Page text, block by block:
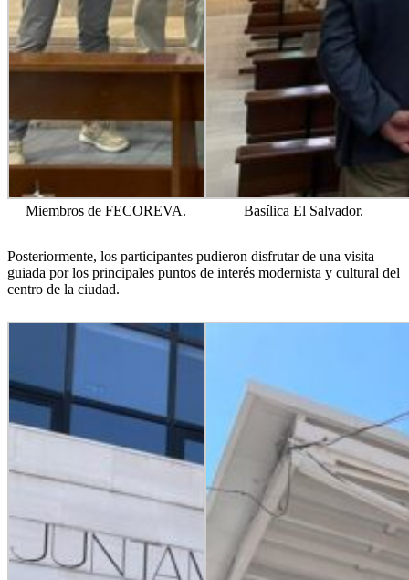
Miembros de FECOREVA. Basílica El Salvador.
Posteriormente, los participantes pudieron disfrutar de una visita
guiada por los principales puntos de interés modernista y cultural del
centro de la ciudad.